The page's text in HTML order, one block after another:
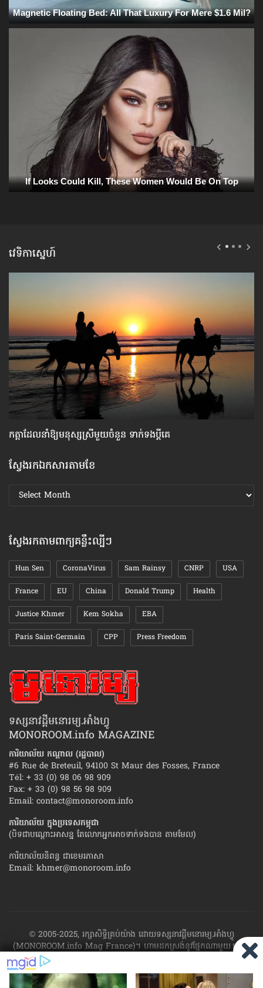
វេទិកាស្នេហ៍
កត្តា​ដែលនាំឱ្យ​មនុស្សស្រី​មួយចំនួន ទាក់ទង​ប្តីគេ
ស្វែងរកឯកសារតាមខែ
ស្វែងរក
ឯកសារ
ស្វែងរកតាមពាក្យគន្លឹះល្បីៗ
Hun Sen CoronaVirus Sam Rainsy CNRP USA
France EU China Donald Trump Health
Justice Khmer Kem Sokha EBA
Paris Saint-Germain CPP Press Freedom
ទស្សនាវដ្ដីមនោរម្យ.អាំងហ្វូ
MONOROOM.info MAGAZINE
ការិយាល័យ កណ្ដាល (រដ្ឋបាល)
#6 Rue de Breteuil, 94100 St Maur des Fosses, France
Tél: + 33 (0) 98 06 98 909
Fax: + 33 (0) 98 56 98 909
Email: contact@monoroom.info
ការិយាល័យ ក្នុង​ប្រទេស​កម្ពុជា
(បិទជាបណ្ដោះអាសន្ន តែលោកអ្នកអាចទាក់ទងបាន តាមមែល)
ការិយាល័យនិពន្ធ ជាខេមរភាសា
Email: khmer@monoroom.info
© 2005-2025, រក្សាសិទ្ធិគ្រប់យ៉ាង ដោយទស្សនាវដ្ដី​មនោរម្យ.អាំងហ្វូ
(MONOROOM.info Mag France)។ ហាម​ដក​ស្រង់​នូវ​ផ្នែក​ណា​មួយ​ ឬ​ផ្នែក​
ទាំង​អស់ ​នៃ​ការ​ផ្សាយ​របស់​ទស្សនាវដ្ដី​​មនោរម្យ.អាំងហ្វូ យក​ទៅ​​បោះពុម្ព នៅ
លើក្រដាស ឬតាម​ប្រព័ន្ធ​អេឡិច​ត្រូនិច - ផ្សាយ​តាម​រលក​ធាតុអាកាស ឬតាមប្រព័ន្ធ
អេឡិចត្រូនិច - សរសេរ​ឡើង​វិញ ឬ​ចែក​ចាយ​ តាមវិធីណាក៏ដោយ ដោយ​គ្មាន​ការ​